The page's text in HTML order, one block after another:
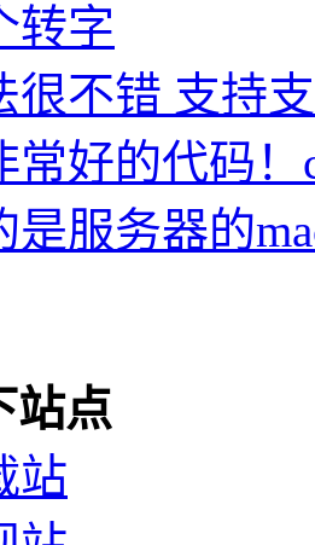
转字
很不错 支持
常好的代码！
是服务器的
站点
站